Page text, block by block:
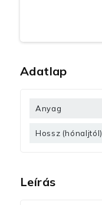
Adatlap
Anyag
Hossz (hónaljtól)
Leírás